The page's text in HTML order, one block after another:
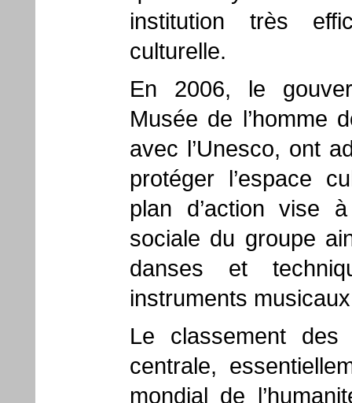
institution très
culturelle.
En 2006, le
Musée de l’homme
avec l’Unesco, ont
protéger l’espace
plan d’action vise
sociale du groupe
danses et
instruments
Le classement des
centrale,
mondial de